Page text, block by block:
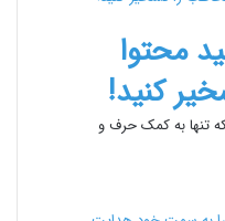
محتوا
کنید!
که تنها به کمک حرف و